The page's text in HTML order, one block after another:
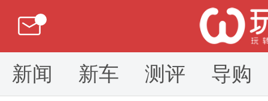
新闻 新车 测评 导购